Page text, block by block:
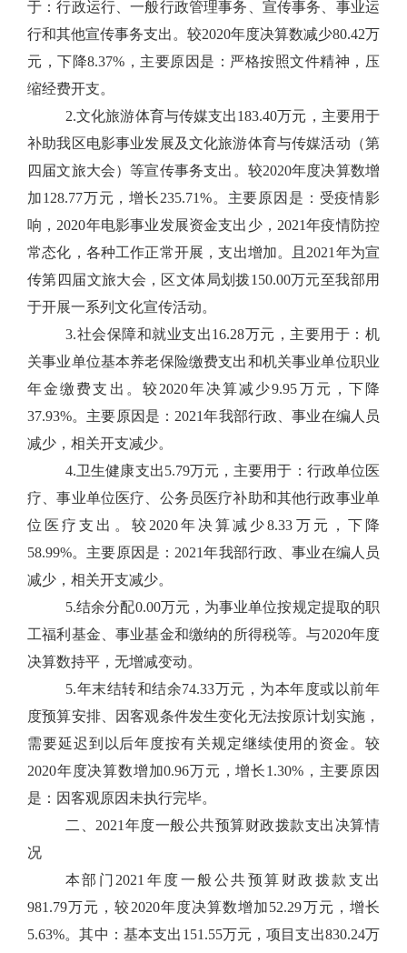
于：行政运行、一般行政管理事务、宣传事务、事业运
行和其他宣传事务支出。较2020年度决算数减少80.42万
元，下降8.37%，主要原因是：严格按照文件精神，压
缩经费开支。
2.文化旅游体育与传媒支出183.40万元，主要用于
补助我区电影事业发展及文化旅游体育与传媒活动（第
四届文旅大会）等宣传事务支出。较2020年度决算数增
加128.77万元，增长235.71%。主要原因是：受疫情影
响，2020年电影事业发展资金支出少，2021年疫情防控
常态化，各种工作正常开展，支出增加。且2021年为宣
传第四届文旅大会，区文体局划拨150.00万元至我部用
于开展一系列文化宣传活动。
3.社会保障和就业支出16.28万元，主要用于：机
关事业单位基本养老保险缴费支出和机关事业单位职业
年金缴费支出。较2020年决算减少9.95万元，下降
37.93%。主要原因是：2021年我部行政、事业在编人员
减少，相关开支减少。
4.卫生健康支出5.79万元，主要用于：行政单位医
疗、事业单位医疗、公务员医疗补助和其他行政事业单
位医疗支出。较2020年决算减少8.33万元，下降
58.99%。主要原因是：2021年我部行政、事业在编人员
减少，相关开支减少。
5.结余分配0.00万元，为事业单位按规定提取的职
工福利基金、事业基金和缴纳的所得税等。与2020年度
决算数持平，无增减变动。
5.年末结转和结余74.33万元，为本年度或以前年
度预算安排、因客观条件发生变化无法按原计划实施，
需要延迟到以后年度按有关规定继续使用的资金。较
2020年度决算数增加0.96万元，增长1.30%，主要原因
是：因客观原因未执行完毕。
二、2021年度一般公共预算财政拨款支出决算情
况
本部门2021年度一般公共预算财政拨款支出
981.79万元，较2020年度决算数增加52.29万元，增长
5.63%。其中：基本支出151.55万元，项目支出830.24万